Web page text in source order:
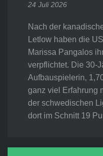
24 Juli 2026
Nach der
Letlow haben die
Marissa Pangalos
verpflichtet. Die 30-
Aufbauspielerin,
ganz viel Erfahrung
der schwedischen
dort im Schnitt 19